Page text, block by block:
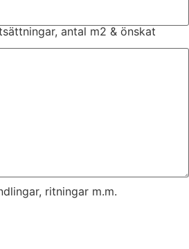
antal m2 & önskat
ritningar m.m.